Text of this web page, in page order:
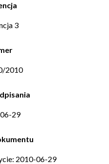
3
2010
29
2010-06-29